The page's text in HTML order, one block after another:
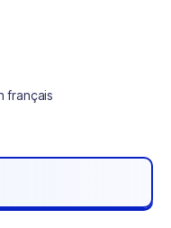
français